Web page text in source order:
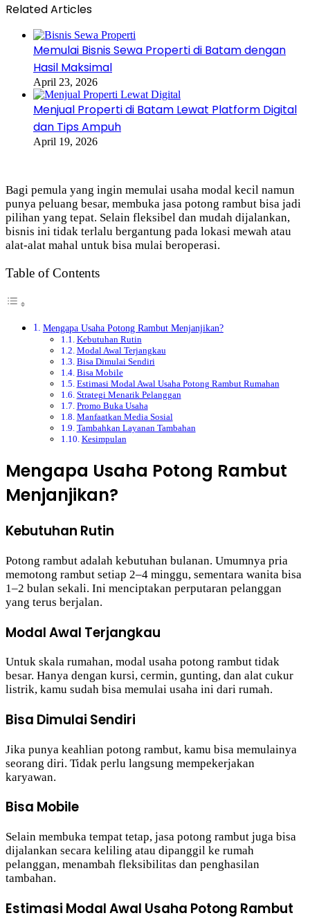
Related Articles
Memulai Bisnis Sewa Properti di Batam dengan
Hasil Maksimal
April 23, 2026
Menjual Properti di Batam Lewat Platform Digital
dan Tips Ampuh
April 19, 2026
Bagi pemula yang ingin memulai usaha modal kecil namun
punya peluang besar, membuka jasa potong rambut bisa jadi
pilihan yang tepat. Selain fleksibel dan mudah dijalankan,
bisnis ini tidak terlalu bergantung pada lokasi mewah atau
alat-alat mahal untuk bisa mulai beroperasi.
Table of Contents
Mengapa Usaha Potong Rambut Menjanjikan?
Kebutuhan Rutin
Modal Awal Terjangkau
Bisa Dimulai Sendiri
Bisa Mobile
Estimasi Modal Awal Usaha Potong Rambut Rumahan
Strategi Menarik Pelanggan
Promo Buka Usaha
Manfaatkan Media Sosial
Tambahkan Layanan Tambahan
Kesimpulan
Mengapa Usaha Potong Rambut
Menjanjikan?
Kebutuhan Rutin
Potong rambut adalah kebutuhan bulanan. Umumnya pria
memotong rambut setiap 2–4 minggu, sementara wanita bisa
1–2 bulan sekali. Ini menciptakan perputaran pelanggan
yang terus berjalan.
Modal Awal Terjangkau
Untuk skala rumahan, modal usaha potong rambut tidak
besar. Hanya dengan kursi, cermin, gunting, dan alat cukur
listrik, kamu sudah bisa memulai usaha ini dari rumah.
Bisa Dimulai Sendiri
Jika punya keahlian potong rambut, kamu bisa memulainya
seorang diri. Tidak perlu langsung mempekerjakan
karyawan.
Bisa Mobile
Selain membuka tempat tetap, jasa potong rambut juga bisa
dijalankan secara keliling atau dipanggil ke rumah
pelanggan, menambah fleksibilitas dan penghasilan
tambahan.
Estimasi Modal Awal Usaha Potong Rambut